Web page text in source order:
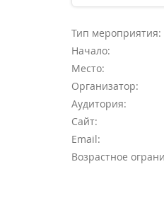
Тип мероприятия:
Начало:
Место:
Организатор:
Аудитория:
Сайт:
Email:
Возрастное